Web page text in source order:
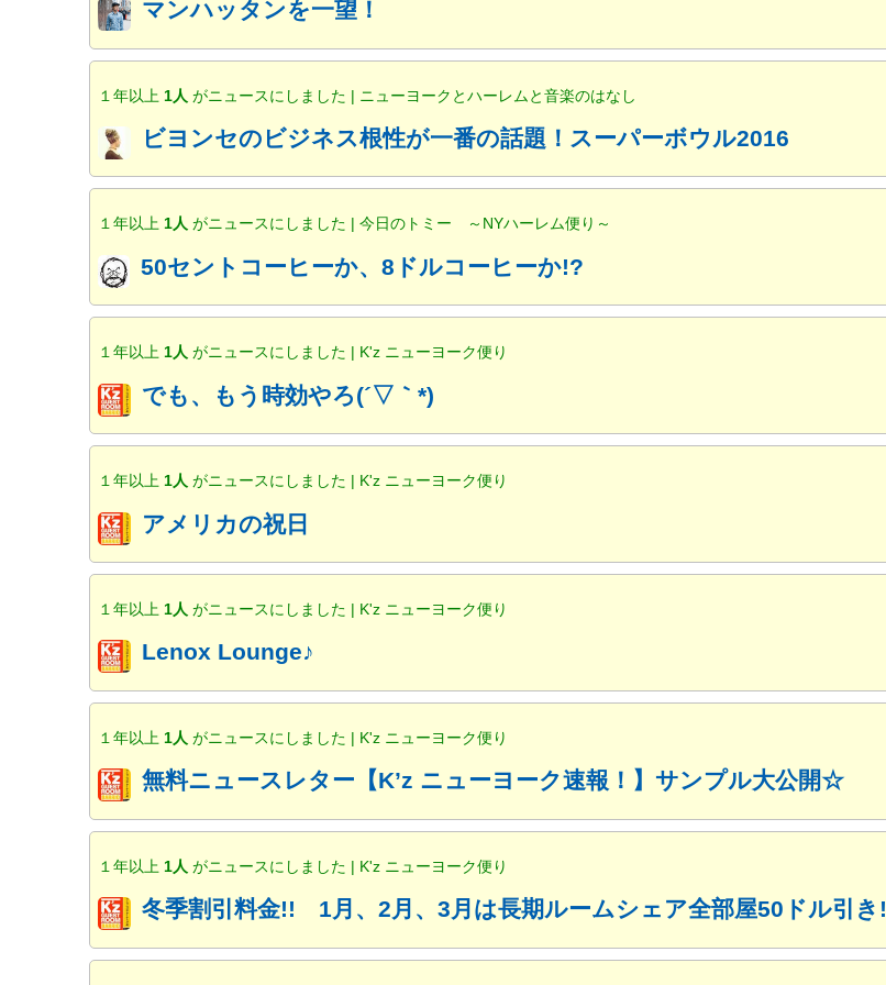
マンハッタンを一望！
１年以上 1人がニュースにしました | ニューヨークとハーレムと音楽のはなし
ビヨンセのビジネス根性が一番の話題！スーパーボウル2016
１年以上1人がニュースにしました | 今日のトミー ～NYハーレム便り～
50セントコーヒーか、8ドルコーヒーか!?
１年以上1人がニュースにしました | K'z ニューヨーク便り
でも、もう時効やろ(´▽｀*)
１年以上 1人がニュースにしました | K'z ニューヨーク便り
アメリカの祝日
１年以上 1人がニュースにしました | K'z ニューヨーク便り
Lenox Lounge♪
１年以上 1人がニュースにしました | K'z ニューヨーク便り
無料ニュースレター【K’z ニューヨーク速報！】サンプル大公開☆
１年以上 1人がニュースにしました | K'z ニューヨーク便り
冬季割引料金!! 1月、2月、3月は長期ルームシェア全部屋50ドル引き!